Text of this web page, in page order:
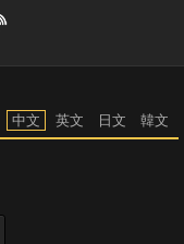
中文 英文 日文 韓文